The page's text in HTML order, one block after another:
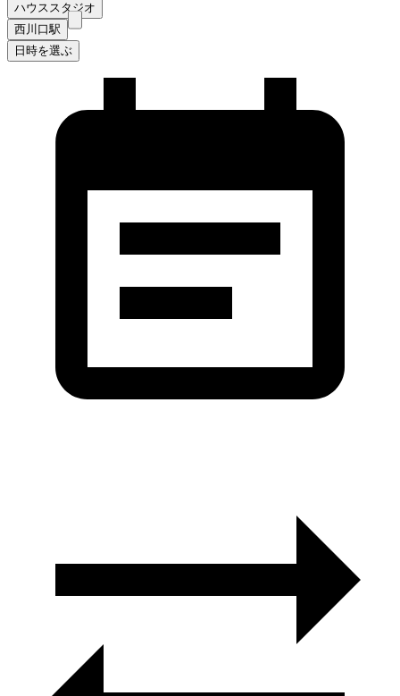
ハウススタジオ
西川口駅
日時を選ぶ